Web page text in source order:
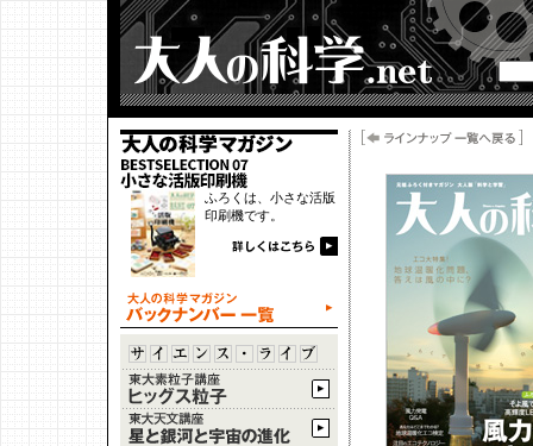
ふろくは、小さな活版
印刷機です。